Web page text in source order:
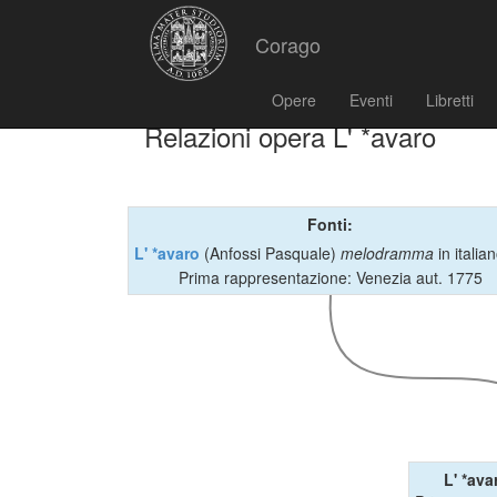
Corago
Opere Eventi Libretti
Relazioni opera L' *avaro
Fonti:
L' *avaro (Anfossi Pasquale) melodramma in
Prima rappresentazione: Venezia aut. 1775
L'